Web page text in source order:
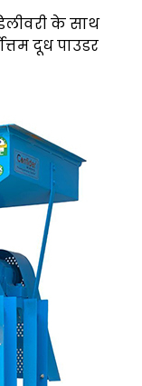
के साथ
दूध पाउडर